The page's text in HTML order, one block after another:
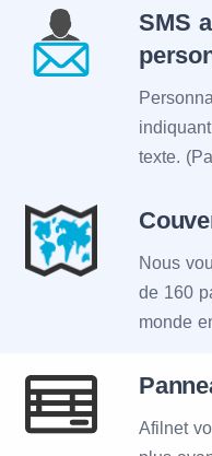
SMS
texte.
Nous
de 160
monde
Afilnet